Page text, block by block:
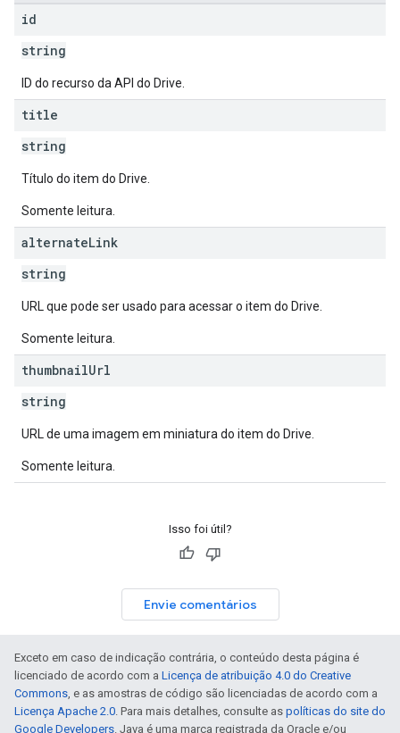
id
string
ID do recurso da API do Drive.
title
string
Título do item do Drive.
Somente leitura.
alternateLink
string
URL que pode ser usado para acessar o item do Drive.
Somente leitura.
thumbnailUrl
string
URL de uma imagem em miniatura do item do Drive.
Somente leitura.
Isso foi útil?
Envie comentários
Exceto em caso de indicação contrária, o conteúdo desta página é
licenciado de acordo com a Licença de atribuição 4.0 do Creative
Commons, e as amostras de código são licenciadas de acordo com a
Licença Apache 2.0. Para mais detalhes, consulte as políticas do site do
Google Developers. Java é uma marca registrada da Oracle e/ou